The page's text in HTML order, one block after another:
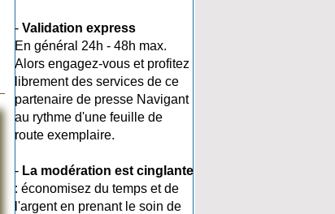
- Validation express
En général 24h - 48h max.
Alors engagez-vous et profitez
librement des services de ce
partenaire de presse Navigant
au rythme d'une feuille de
route exemplaire.
- La modération est cinglante
: économisez du temps et de
l'argent en prenant le soin de